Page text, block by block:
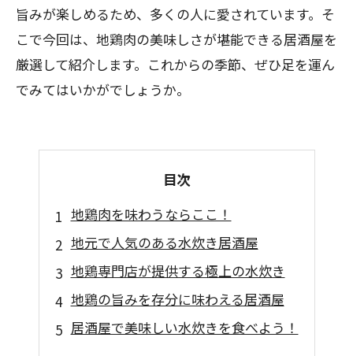
旨みが楽しめるため、多くの人に愛されています。そ
こで今回は、地鶏肉の美味しさが堪能できる居酒屋を
厳選して紹介します。これからの季節、ぜひ足を運ん
でみてはいかがでしょうか。
目次
地鶏肉を味わうならここ！
地元で人気のある水炊き居酒屋
地鶏専門店が提供する極上の水炊き
地鶏の旨みを存分に味わえる居酒屋
居酒屋で美味しい水炊きを食べよう！